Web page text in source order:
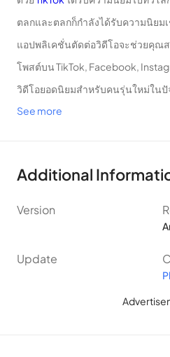
ตลกและตลกก็กำลังได้รับความนิยม
แอปพลิเคชั่นตัดต่อวิดีโอจะช่วยคุณส
โพสต์บน TikTok, Facebook,
วิดีโอยอดนิยมสำหรับคนรุ่นใหม่ในปั
Favorite
See more
Additional
Version
Update